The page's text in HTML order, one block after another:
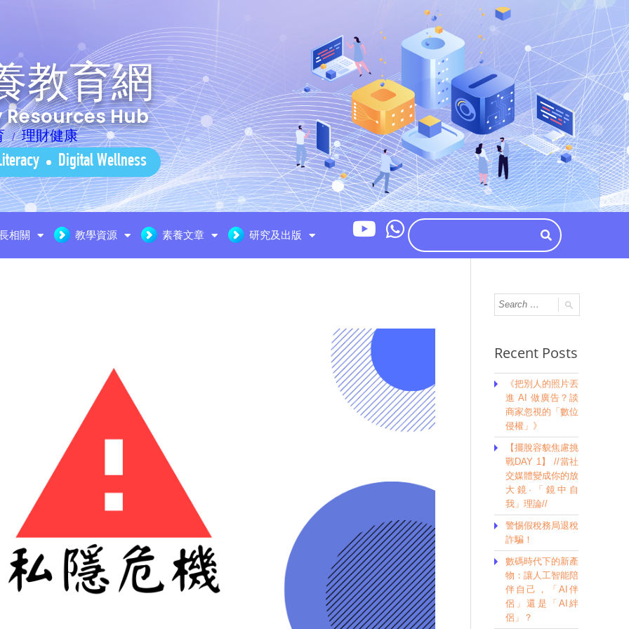
教育網
Hub
理財健康
Digital Wellness
相關 教學資源 素養文章 研究及出版
Recent Posts
《把別人的照片丟
進 AI 做廣告？談
商家忽視的「數位
侵權」》
【擺脫容貌焦慮挑
戰DAY 1】 //當社
交媒體變成你的放
大鏡·「鏡中自
我」理論//
警惕假稅務局退稅
詐騙！
數碼時代下的新產
物：讓人工智能陪
伴自己，「AI伴
侶」還是「AI絆
侶」？